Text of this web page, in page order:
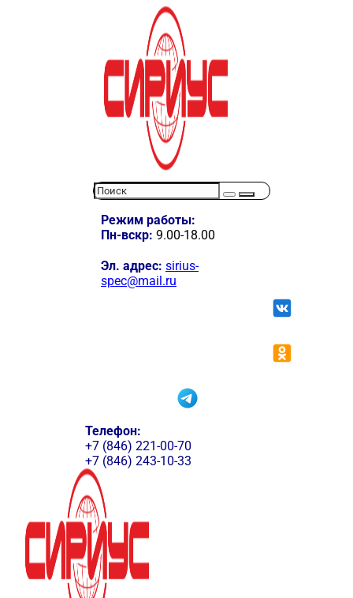
Режим работы:
Пн-вскр: 9.00-18.00
Эл. адрес: sirius-
spec@mail.ru
Телефон:
+7 (846) 221-00-70
+7 (846) 243-10-33